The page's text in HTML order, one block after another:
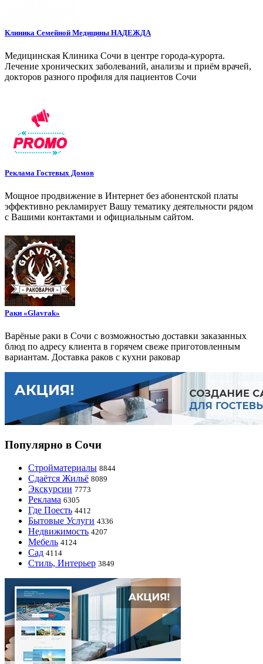
Клиника Семейной Медицины НАДЕЖДА
Медицинская Клиника Сочи в центре города-курорта.
Лечение хронических заболеваний, анализы и приём врачей,
докторов разного профиля для пациентов Сочи
Реклама Гостевых Домов
Мощное продвижение в Интернет без абонентской платы
эффективно рекламирует Вашу тематику деятельности рядом
с Вашими контактами и официальным сайтом.
Раки «Glavrak»
Варёные раки в Сочи с возможностью доставки заказанных
блюд по адресу клиента в горячем свеже приготовленным
вариантам. Доставка раков с кухни раковар
Популярно в Сочи
Стройматериалы 8844
Сдаётся Жильё 8089
Экскурсии 7773
Реклама 6305
Где Поесть 4412
Бытовые Услуги 4336
Недвижимость 4207
Мебель 4124
Сад 4114
Стиль, Интерьер 3849